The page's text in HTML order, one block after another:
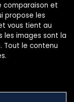
comparaison et
propose les
vous tient au
les images sont la
Tout le contenu